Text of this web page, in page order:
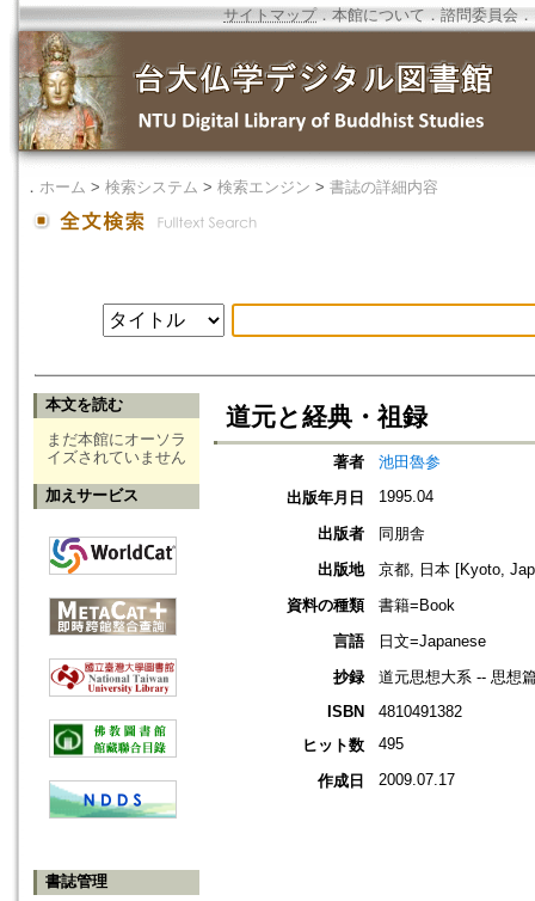
サイトマップ．本館について ． 諮問委員会 ．
． ホーム > 検索システム > 検索エンジン > 書誌の詳細内容
本文を読む
まだ本館にオーソラ
イズされていません
加えサービス
書誌管理
道元と経典・祖録
著者
池田魯参
出版年月日
1995.04
出版者
同朋舎
出版地
京都, 日本 [Kyoto,
資料の種類
書籍=Book
言語
日文=Japanese
抄録
道元思想大系 -- 思想
ISBN
4810491382
ヒット数
495
作成日 2009.07.17